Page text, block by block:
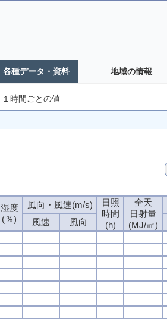
各種データ・資料 地域の情報
１時間ごとの値
湿度
(％)
風向・風速(m/s)
日照
時間
(h)
全天
日射量
(MJ/㎡)
風速 風向